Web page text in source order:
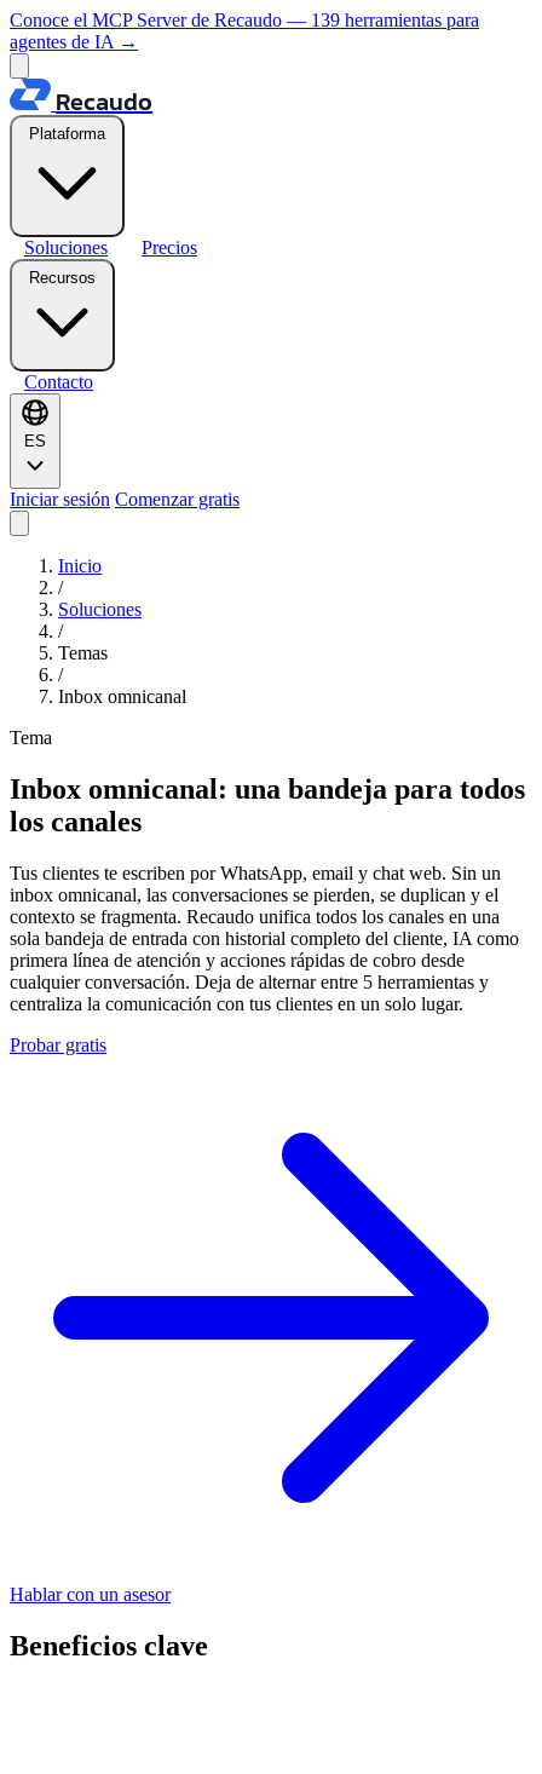
Conoce el MCP Server de Recaudo — 139 herramientas para
agentes de IA →
Recaudo
Plataforma
Soluciones Precios
Recursos
Contacto
ES
Iniciar sesión Comenzar gratis
Inicio
/
Soluciones
/
Temas
/
Inbox omnicanal
Tema
Inbox omnicanal: una bandeja para todos
los canales
Tus clientes te escriben por WhatsApp, email y chat web. Sin un
inbox omnicanal, las conversaciones se pierden, se duplican y el
contexto se fragmenta. Recaudo unifica todos los canales en una
sola bandeja de entrada con historial completo del cliente, IA como
primera línea de atención y acciones rápidas de cobro desde
cualquier conversación. Deja de alternar entre 5 herramientas y
centraliza la comunicación con tus clientes en un solo lugar.
Probar gratis
Hablar con un asesor
Beneficios clave